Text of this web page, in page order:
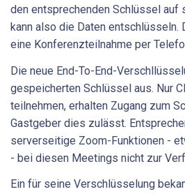
den entsprechenden Schlüssel auf
kann also die Daten entschlüsseln.
eine Konferenzteilnahme per
Die neue End-To-End-
gespeicherten Schlüssel aus. Nur
teilnehmen, erhalten Zugang zum
Gastgeber dies zulässt.
serverseitige Zoom-Funktionen -
- bei diesen Meetings nicht zur
Ein für seine Verschlüsselung